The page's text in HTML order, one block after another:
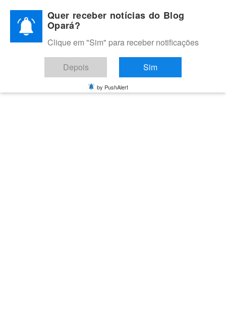
content
BLOG OPARÁ
Melhores notícias de Juazeiro, Petrolina e do Vale do São
Francisco
Quer receber notícias do Blog
Opará?
Clique em "Sim" para receber notificações
Depois Sim
by PushAlert